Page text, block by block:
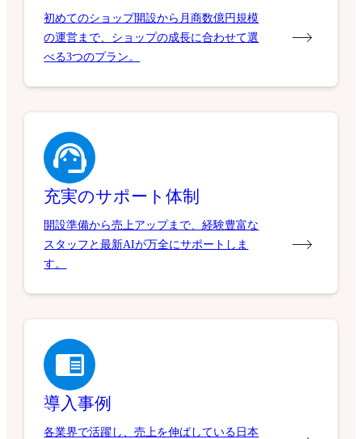
初めてのショップ開設から月商数億円規模
の運営まで、ショップの成長に合わせて選
べる3つのプラン。
充実のサポート体制
開設準備から売上アップまで、経験豊富な
スタッフと最新AIが万全にサポートしま
す。
導入事例
各業界で活躍し、売上を伸ばしている日本